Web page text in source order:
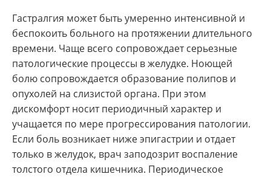
Гастралгия может быть умеренно интенсивной и
беспокоить больного на протяжении длительного
времени. Чаще всего сопровождает серьезные
патологические процессы в желудке. Ноющей
болю сопровождается образование полипов и
опухолей на слизистой органа. При этом
дискомфорт носит периодичный характер и
учащается по мере прогрессирования патологии.
Если боль возникает ниже эпигастрии и отдает
только в желудок, врач заподозрит воспаление
толстого отдела кишечника. Периодическое